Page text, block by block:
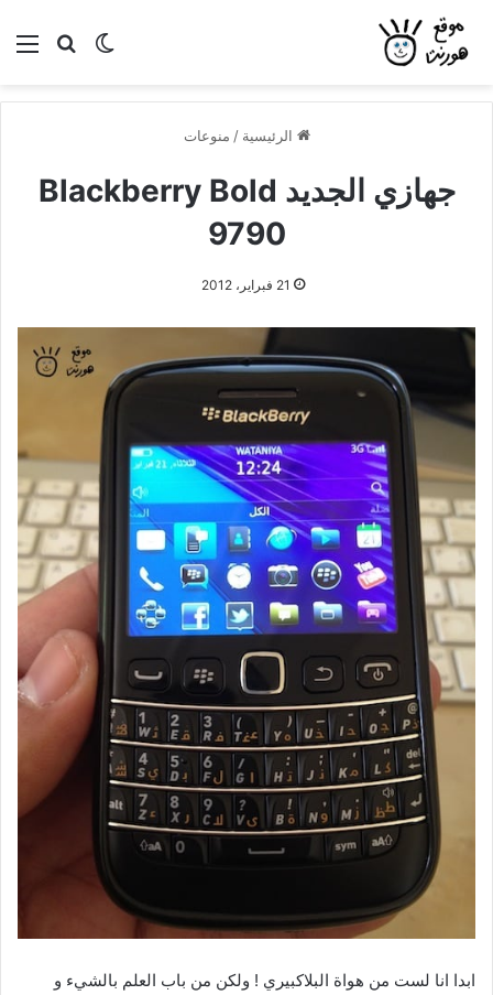
بحثالوضع
الرئيسية / منوعات
جهازي الجديد Blackberry Bold
9790
21 فبراير، 2012
ابدا انا لست من هواة البلاكبيري ! ولكن من باب العلم بالشيء و